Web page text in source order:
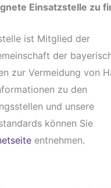
Einsatzstelle zu
ist Mitglied der
der
zur Vermeidung von
zu den
und unsere
können Sie
entnehmen.